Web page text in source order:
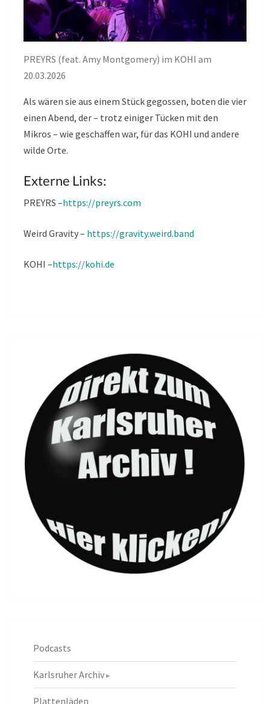
PREYRS (feat. Amy Montgomery) im KOHI am
20.03.2026
Als wären sie aus einem Stück gegossen, boten die vier
einen Abend, der – trotz einiger Tücken mit den
Mikros – wie geschaffen war, für das KOHI und andere
wilde Orte.
Externe Links:
PREYRS –https://preyrs.com
Weird Gravity – https://gravity.weird.band
KOHI –https://kohi.de
Podcasts
Karlsruher Archiv
Plattenläden